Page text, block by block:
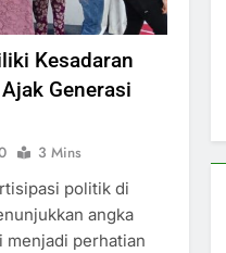
Kesadaran
Generasi
3 Mins
politik di
angka
menjadi perhatian